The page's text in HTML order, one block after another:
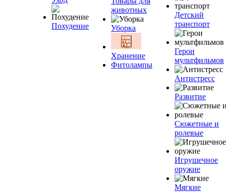
Похудение
животных
Уборка
Хранение
Фитолампы
Детский
транспорт
Герои
мультфильмов
Антистресс
Развитие
Сюжетные и
ролевые
Игрушечное
оружие
Мягкие